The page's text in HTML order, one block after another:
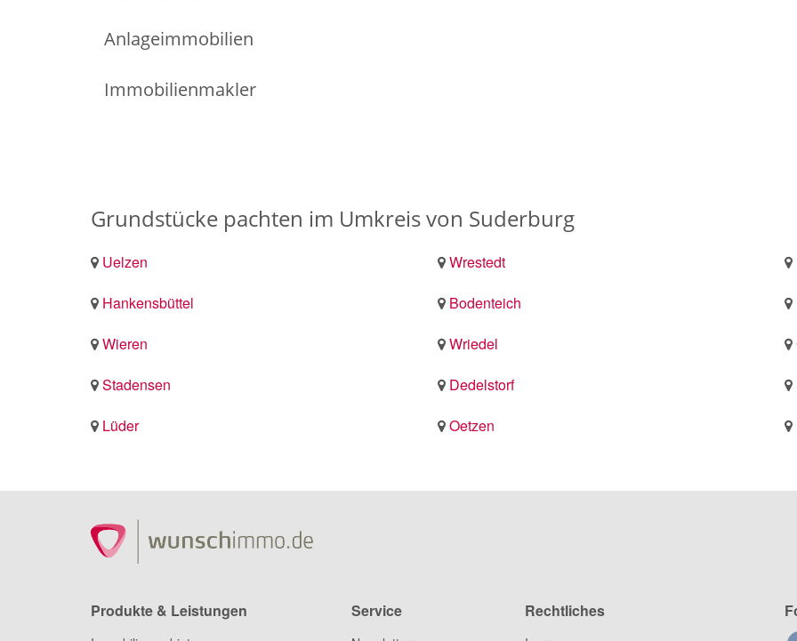
Anlageimmobilien
Immobilienmakler
Grundstücke pachten im Umkreis von Suderburg
Uelzen Wrestedt
Hankensbüttel
Bodenteich
Wieren
Wriedel
Stadensen
Dedelstorf
Lüder
Oetzen
Produkte & Leistungen Service Rechtliches